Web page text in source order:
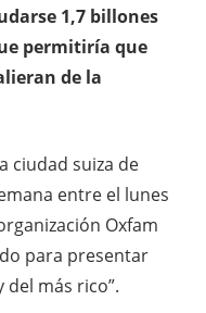
1,7 billones
permitiría que
de la
ciudad suiza de
entre el lunes
Oxfam
para presentar
más rico”.